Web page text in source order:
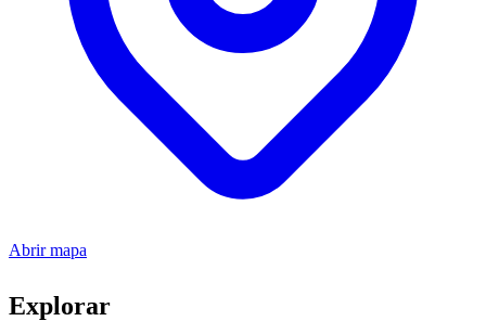
Abrir mapa
Explorar